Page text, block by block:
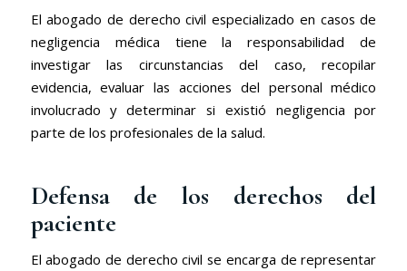
El abogado de derecho civil especializado en casos de
negligencia médica tiene la responsabilidad de
investigar las circunstancias del caso, recopilar
evidencia, evaluar las acciones del personal médico
involucrado y determinar si existió negligencia por
parte de los profesionales de la salud.
Defensa de los derechos del
paciente
El abogado de derecho civil se encarga de representar